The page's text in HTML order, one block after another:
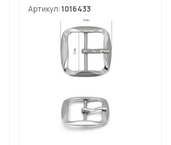
Артикул:1016433